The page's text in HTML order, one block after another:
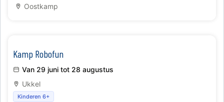
Oostkamp
Kamp Robofun
Van 29 juni tot 28 augustus
Ukkel
Kinderen 6+